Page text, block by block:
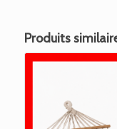
Produits